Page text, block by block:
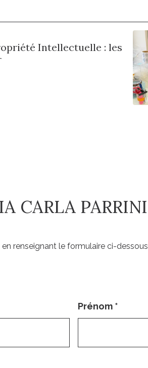
Intellectuelle : les
CARLA PARRINI
renseignant le formulaire ci-dessous
Prénom *